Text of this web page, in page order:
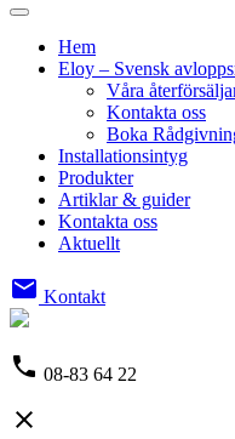
Hem
Eloy – Svensk
Våra
Kontakta oss
Boka
Installationsintyg
Produkter
Artiklar & guider
Kontakta oss
Aktuellt
email Kontakt
phone 08-83 64 22
close